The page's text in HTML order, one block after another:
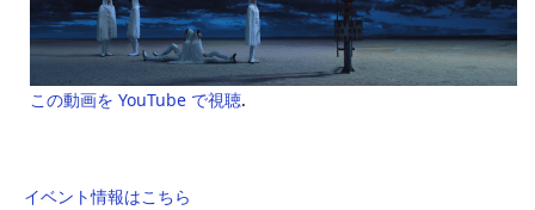
この動画を YouTube で視聴.
イベント情報はこちら